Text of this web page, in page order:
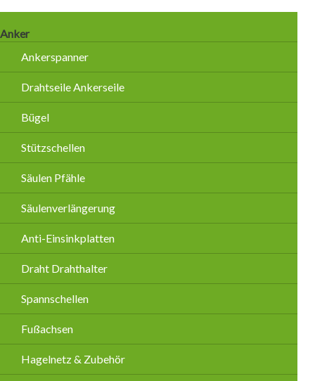
überspringen
Anker
Ankerspanner
Drahtseile Ankerseile
Bügel
Stützschellen
Säulen Pfähle
Säulenverlängerung
Anti-Einsinkplatten
Draht Drahthalter
Spannschellen
Fußachsen
Hagelnetz & Zubehör